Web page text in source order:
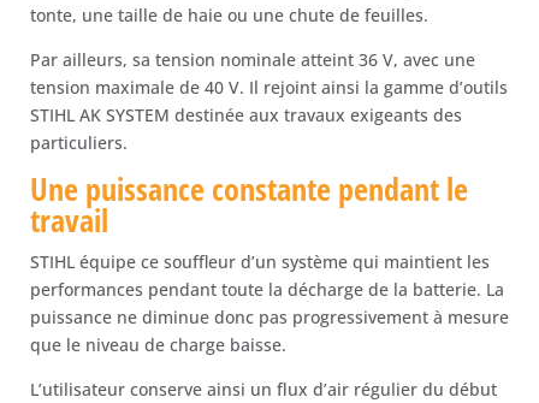
tonte, une taille de haie ou une chute de feuilles.
Par ailleurs, sa tension nominale atteint 36 V, avec une
tension maximale de 40 V. Il rejoint ainsi la gamme d’outils
STIHL AK SYSTEM destinée aux travaux exigeants des
particuliers.
Une puissance constante pendant le
travail
STIHL équipe ce souffleur d’un système qui maintient les
performances pendant toute la décharge de la batterie. La
puissance ne diminue donc pas progressivement à mesure
que le niveau de charge baisse.
L’utilisateur conserve ainsi un flux d’air régulier du début